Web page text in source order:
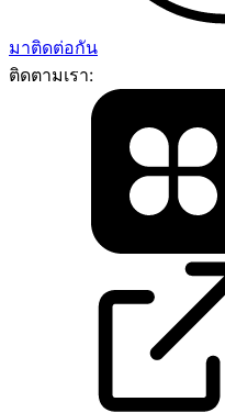
มาติดต่อกัน
ติดตามเรา: